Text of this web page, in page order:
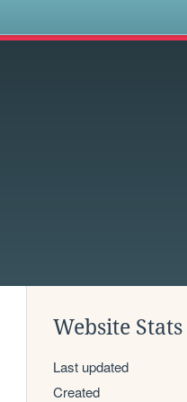
Website Stats
Last updated
Created